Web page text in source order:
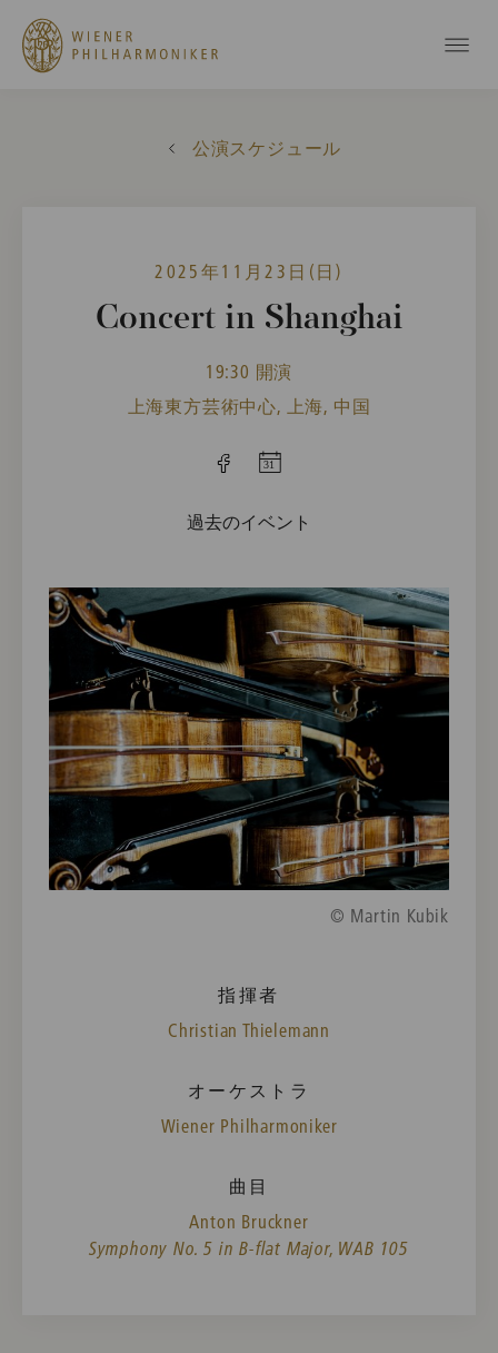
公演スケジュール
2025年11月23日(日)
Concert in Shanghai
19:30 開演
上海東方芸術中心, 上海, 中国
過去のイベント
© Martin Kubik
指揮者
Christian Thielemann
オーケストラ
Wiener Philharmoniker
曲目
Anton Bruckner
Symphony No. 5 in B-flat Major, WAB 105